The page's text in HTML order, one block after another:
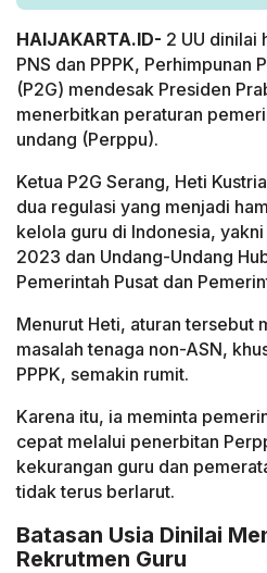
HAIJAKARTA.ID- 2 UU dinilai
PNS dan PPPK, Perhimpunan
(P2G) mendesak Presiden
menerbitkan peraturan
undang (Perppu).
Ketua P2G Serang, Heti
dua regulasi yang menjadi
kelola guru di Indonesia,
2023 dan Undang-Undang
Pemerintah Pusat dan
Menurut Heti, aturan tersebut
masalah tenaga non-ASN,
PPPK, semakin rumit.
Karena itu, ia meminta
cepat melalui penerbitan
kekurangan guru dan
tidak terus berlarut.
Batasan Usia Dinilai
Rekrutmen Guru